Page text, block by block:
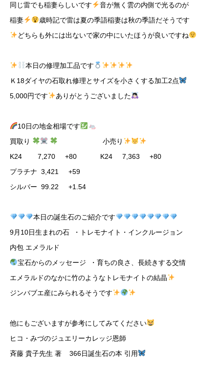
同じ雷でも稲妻らしいです
音が無く雲の内側で光るのが
稲妻
歳時記で雷は夏の季語稲妻は秋の季語だそうです
どちらも外には出ないで家の中にいたほうが良いですね
本日の修理加工品です
Ｋ18ダイヤの石取れ修理とサイズを小さくする加工2点
5,000円です
ありがとうございました
10日の地金相場です
買取り
小売り
K24 7,270 +80 K24 7,363 +80
プラチナ 3,421 +59
シルバー 99.22 +1.54
本日の誕生石のご紹介です
9月10日生まれの石 ・トレモナイト・インクルージョン
内包 エメラルド
宝石からのメッセージ ・育ちの良さ、長続きする交情
エメラルドのなかに竹のようなトレモナイトの結晶
ジンバブエ産にみられるそうです
他にもございますが参考にしてみてください
ヒコ・みづのジュエリーカレッジ恩師
斉藤 貴子先生 著 366日誕生石の本 引用